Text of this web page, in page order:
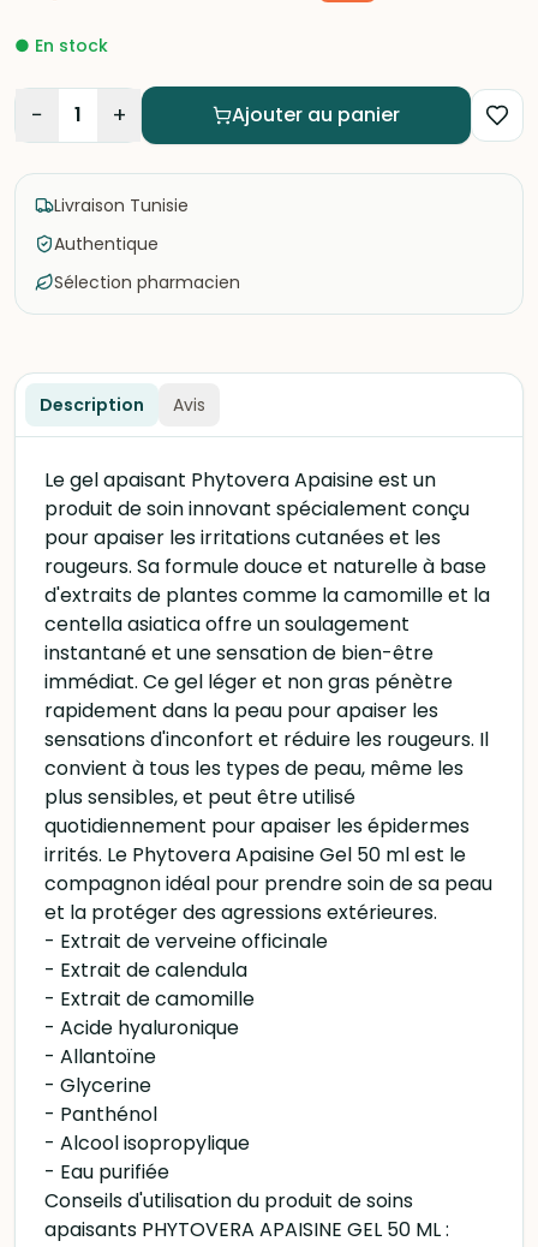
● En stock
− 1 + Ajouter au panier
Livraison Tunisie
Authentique
Sélection pharmacien
Description Avis
Le gel apaisant Phytovera Apaisine est un
produit de soin innovant spécialement conçu
pour apaiser les irritations cutanées et les
rougeurs. Sa formule douce et naturelle à base
d'extraits de plantes comme la camomille et la
centella asiatica offre un soulagement
instantané et une sensation de bien-être
immédiat. Ce gel léger et non gras pénètre
rapidement dans la peau pour apaiser les
sensations d'inconfort et réduire les rougeurs. Il
convient à tous les types de peau, même les
plus sensibles, et peut être utilisé
quotidiennement pour apaiser les épidermes
irrités. Le Phytovera Apaisine Gel 50 ml est le
compagnon idéal pour prendre soin de sa peau
et la protéger des agressions extérieures.
- Extrait de verveine officinale
- Extrait de calendula
- Extrait de camomille
- Acide hyaluronique
- Allantoïne
- Glycerine
- Panthénol
- Alcool isopropylique
- Eau purifiée
Conseils d'utilisation du produit de soins
apaisants PHYTOVERA APAISINE GEL 50 ML :